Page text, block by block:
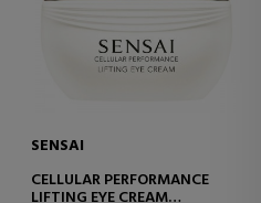
SENSAI
CELLULAR PERFORMANCE
LIFTING EYE CREAM